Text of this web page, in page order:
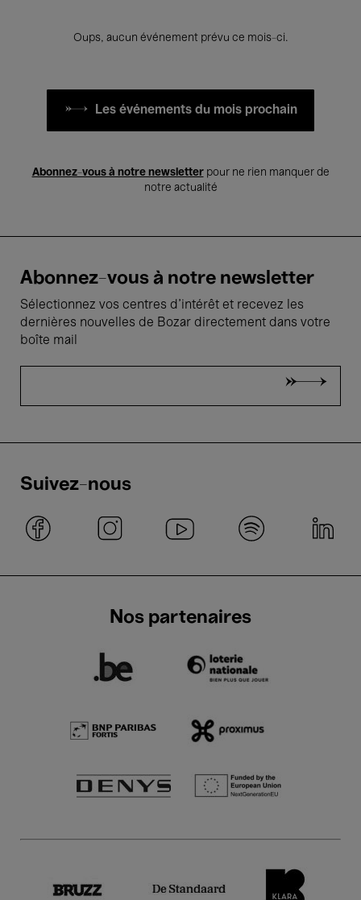
Oups, aucun événement prévu ce mois-ci.
Les événements du mois prochain
Abonnez-vous à notre newsletterpour ne rien manquer de
notre actualité
Abonnez-vous à notre newsletter
Sélectionnez vos centres d'intérêt et recevez les
dernières nouvelles de Bozar directement dans votre
boîte mail
Suivez-nous
Nos partenaires